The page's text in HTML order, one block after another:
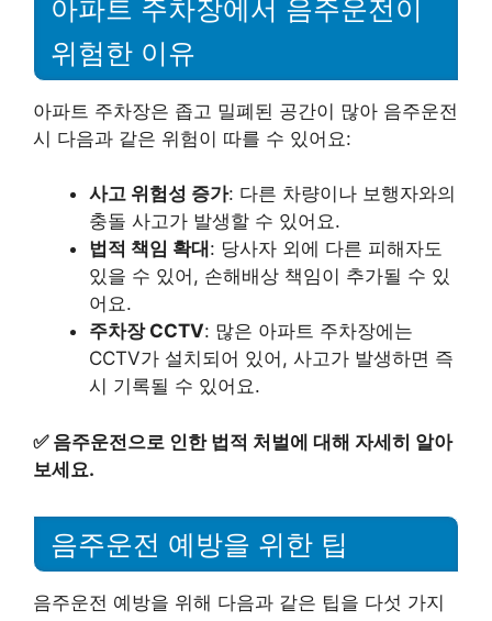
아파트 주차장에서 음주운전이
위험한 이유
아파트 주차장은 좁고 밀폐된 공간이 많아 음주운전
시 다음과 같은 위험이 따를 수 있어요:
사고 위험성 증가: 다른 차량이나 보행자와의
충돌 사고가 발생할 수 있어요.
법적 책임 확대 : 당사자 외에 다른 피해자도
있을 수 있어, 손해배상 책임이 추가될 수 있
어요.
주차장 CCTV: 많은 아파트 주차장에는
CCTV가 설치되어 있어, 사고가 발생하면 즉
시 기록될 수 있어요.
✅ 음주운전으로 인한 법적 처벌에 대해 자세히 알아
보세요.
음주운전 예방을 위한 팁
음주운전 예방을 위해 다음과 같은 팁을 다섯 가지